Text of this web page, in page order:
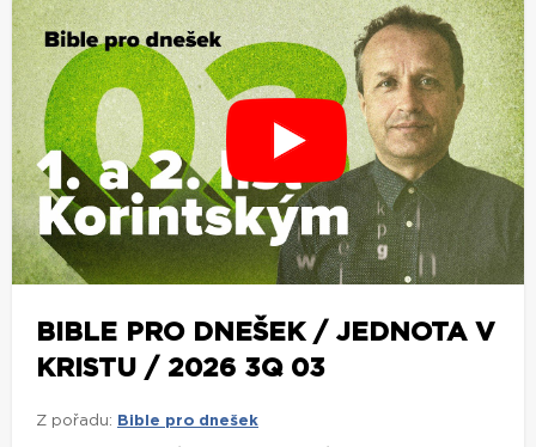
BIBLE PRO DNEŠEK / JEDNOTA V
KRISTU / 2026 3Q 03
Z pořadu: Bible pro dnešek